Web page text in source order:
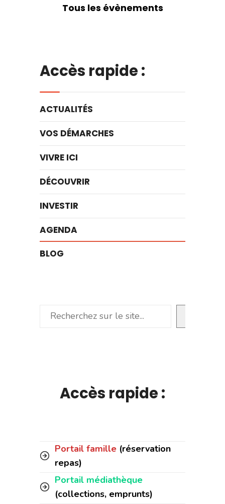
Tous les évènements
Accès rapide :
ACTUALITÉS
VOS DÉMARCHES
VIVRE ICI
DÉCOUVRIR
INVESTIR
AGENDA
BLOG
Rechercher
Accès rapide :
Portail famille (réservation
repas)
Portail médiathèque
(collections, emprunts)